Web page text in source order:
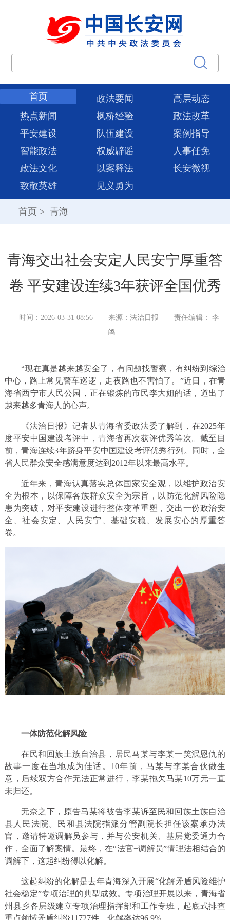
首页 政法要闻
高层动态
热点新闻
枫桥经验
政法改革
平安建设
队伍建设
案例指导
智能政法
权威辟谣
人事任免
政法文化
以案释法
长安微视
致敬英雄
见义勇为
首页 > 青海
青海交出社会安定人民安宁厚重答
卷 平安建设连续3年获评全国优秀
时间：2026-03-31 08:56 来源：法治日报
责任编辑： 李
鸽
“现在真是越来越安全了，有问题找警察，有纠纷到综治
中心，路上常见警车巡逻，走夜路也不害怕了。”近日，在青
海省西宁市人民公园，正在锻炼的市民李大姐的话，道出了
越来越多青海人的心声。
《法治日报》记者从青海省委政法委了解到，在2025年
度平安中国建设考评中，青海省再次获评优秀等次。截至目
前，青海连续3年跻身平安中国建设考评优秀行列。同时，全
省人民群众安全感满意度达到2012年以来最高水平。
近年来，青海认真落实总体国家安全观，以维护政治安
全为根本，以保障各族群众安全为宗旨，以防范化解风险隐
患为突破，对平安建设进行整体变革重塑，交出一份政治安
全、社会安定、人民安宁、基础安稳、发展安心的厚重答
卷。
一体防范化解风险
在民和回族土族自治县，居民马某与李某一笑泯恩仇的
故事一度在当地成为佳话。10年前，马某与李某合伙做生
意，后续双方合作无法正常进行，李某拖欠马某10万元一直
未归还。
无奈之下，原告马某将被告李某诉至民和回族土族自治
县人民法院。民和县法院指派分管副院长担任该案承办法
官，邀请特邀调解员参与，并与公安机关、基层党委通力合
作，全面了解案情。最终，在“法官+调解员”情理法相结合的
调解下，这起纠纷得以化解。
这起纠纷的化解是去年青海深入开展“化解矛盾风险维护
社会稳定”专项治理的典型成效。专项治理开展以来，青海省
州县乡各层级建立专项治理指挥部和工作专班，起底式排查
重点领域矛盾纠纷11727件，化解率达96.9%。